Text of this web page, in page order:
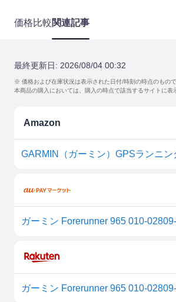
価格比較関連記事
最終更新日: 2026/08/04 00:32
※ 価格および在庫状況は表示された日付/時刻の時点のもの
本商品の購入においては、購入の時点で該当するサイトに
Amazon
GARMIN（ガーミン）GPSランニン
ガーミン Forerunner 965 010-
ガーミン Forerunner 965 010-